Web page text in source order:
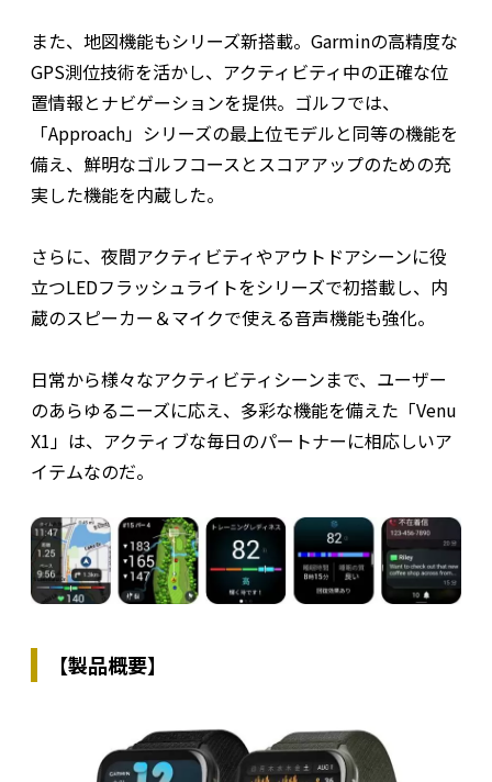
また、地図機能もシリーズ新搭載。Garminの高精度な
GPS測位技術を活かし、アクティビティ中の正確な位
置情報とナビゲーションを提供。ゴルフでは、
「Approach」シリーズの最上位モデルと同等の機能を
備え、鮮明なゴルフコースとスコアアップのための充
実した機能を内蔵した。
さらに、夜間アクティビティやアウトドアシーンに役
立つLEDフラッシュライトをシリーズで初搭載し、内
蔵のスピーカー＆マイクで使える音声機能も強化。
日常から様々なアクティビティシーンまで、ユーザー
のあらゆるニーズに応え、多彩な機能を備えた「Venu
X1」は、アクティブな毎日のパートナーに相応しいア
イテムなのだ。
【製品概要】